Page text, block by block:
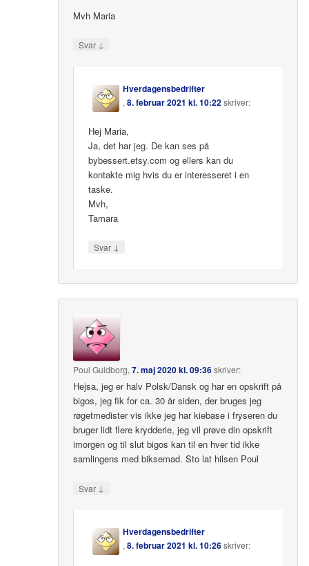
Mvh Maria
Svar ↓
Hverdagensbedrifter
,8. februar 2021 kl. 10:22skriver:
Hej Maria,
Ja, det har jeg. De kan ses på
bybessert.etsy.com og ellers kan du
kontakte mig hvis du er interesseret i en
taske.
Mvh,
Tamara
Svar ↓
Poul Guldborg,7. maj 2020 kl. 09:36skriver:
Hejsa, jeg er halv Polsk/Dansk og har en opskrift på
bigos, jeg fik for ca. 30 år siden, der bruges jeg
røgetmedister vis ikke jeg har kiebase i fryseren du
bruger lidt flere krydderie, jeg vil prøve din opskrift
imorgen og til slut bigos kan til en hver tid ikke
samlingens med biksemad. Sto lat hilsen Poul
Svar ↓
Hverdagensbedrifter
,8. februar 2021 kl. 10:26skriver: